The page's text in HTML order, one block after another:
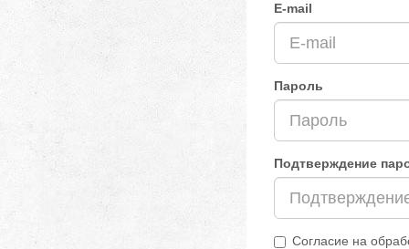
E-mail
Пароль
Подтверждение
Согласие на